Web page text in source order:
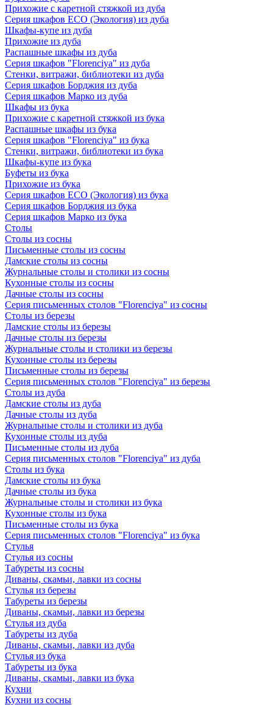
Прихожие с каретной стяжкой из дуба
Серия шкафов ECO (Экология) из дуба
Шкафы-купе из дуба
Прихожие из дуба
Распашные шкафы из дуба
Серия шкафов "Florenciya" из дуба
Стенки, витражи, библиотеки из дуба
Серия шкафов Борджия из дуба
Серия шкафов Марко из дуба
Шкафы из бука
Прихожие с каретной стяжкой из бука
Распашные шкафы из бука
Серия шкафов "Florenciya" из бука
Стенки, витражи, библиотеки из бука
Шкафы-купе из бука
Буфеты из бука
Прихожие из бука
Серия шкафов ECO (Экология) из бука
Серия шкафов Борджия из бука
Серия шкафов Марко из бука
Столы
Столы из сосны
Письменные столы из сосны
Дамские столы из сосны
Журнальные столы и столики из сосны
Кухонные столы из сосны
Дачные столы из сосны
Серия письменных столов "Florenciya" из сосны
Столы из березы
Дамские столы из березы
Дачные столы из березы
Журнальные столы и столики из березы
Кухонные столы из березы
Письменные столы из березы
Серия письменных столов "Florenciya" из березы
Столы из дуба
Дамские столы из дуба
Дачные столы из дуба
Журнальные столы и столики из дуба
Кухонные столы из дуба
Письменные столы из дуба
Серия письменных столов "Florenciya" из дуба
Столы из бука
Дамские столы из бука
Дачные столы из бука
Журнальные столы и столики из бука
Кухонные столы из бука
Письменные столы из бука
Серия письменных столов "Florenciya" из бука
Стулья
Стулья из сосны
Табуреты из сосны
Диваны, скамьи, лавки из сосны
Стулья из березы
Табуреты из березы
Диваны, скамьи, лавки из березы
Стулья из дуба
Табуреты из дуба
Диваны, скамьи, лавки из дуба
Стулья из бука
Табуреты из бука
Диваны, скамьи, лавки из бука
Кухни
Кухни из сосны